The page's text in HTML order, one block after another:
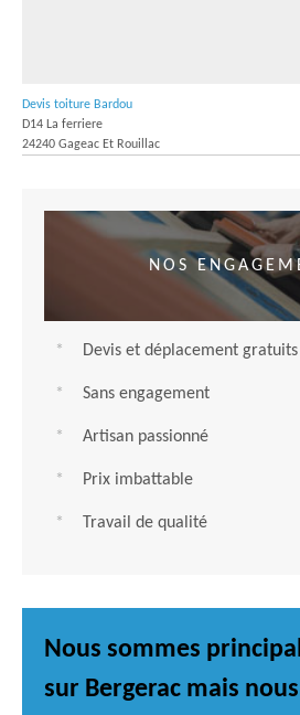
Devis toiture Bardou
D14 La ferriere
24240 Gageac Et Rouillac
NOS
Devis et déplacement gratuits
Sans engagement
Artisan passionné
Prix imbattable
Travail de qualité
Nous sommes
sur Bergerac mais